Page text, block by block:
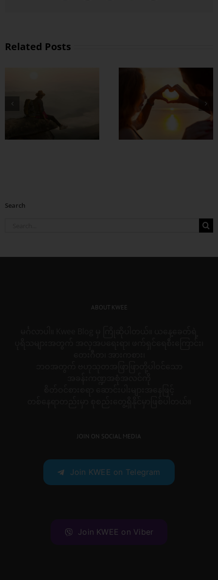
Related Posts
စိတ်လေး အေးချမ်း
ရတဲ့ အချစ်ရေးတစ်
ခု ဘယ်လို
Search
ABOUT KWEE
JOIN ON SOCIAL MEDIA
Join KWEE on Telegram
Join KWEE on Viber